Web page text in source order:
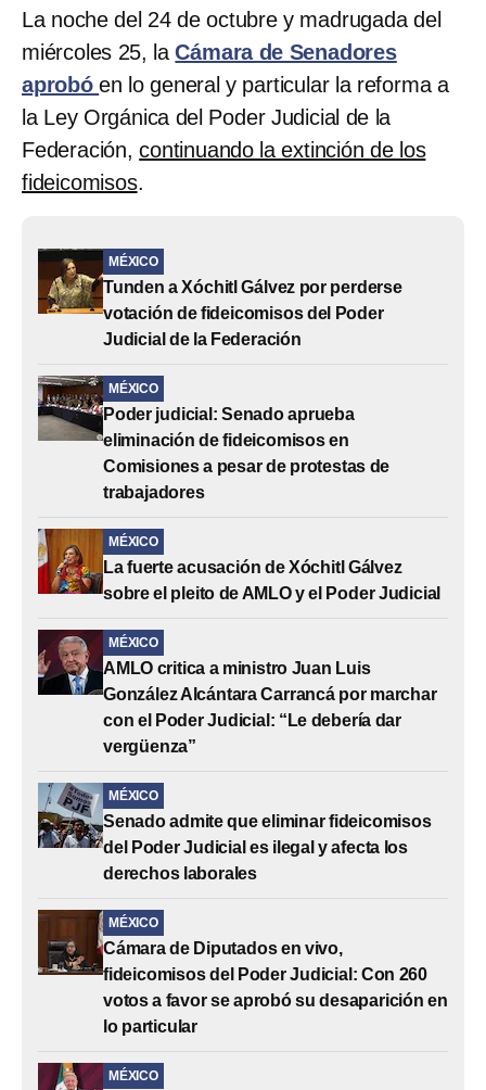
La noche del 24 de octubre y madrugada del
miércoles 25, laCámara de Senadores
aprobóen lo general y particular la reforma a
la Ley Orgánica del Poder Judicial de la
Federación,continuando la extinción de los
fideicomisos.
MÉXICO
Tunden a Xóchitl Gálvez por perderse
votación de fideicomisos del Poder
Judicial de la Federación
MÉXICO
Poder judicial: Senado aprueba
eliminación de fideicomisos en
Comisiones a pesar de protestas de
trabajadores
MÉXICO
La fuerte acusación de Xóchitl Gálvez
sobre el pleito de AMLO y el Poder Judicial
MÉXICO
AMLO critica a ministro Juan Luis
González Alcántara Carrancá por marchar
con el Poder Judicial: “Le debería dar
vergüenza”
MÉXICO
Senado admite que eliminar fideicomisos
del Poder Judicial es ilegal y afecta los
derechos laborales
MÉXICO
Cámara de Diputados en vivo,
fideicomisos del Poder Judicial: Con 260
votos a favor se aprobó su desaparición en
lo particular
MÉXICO